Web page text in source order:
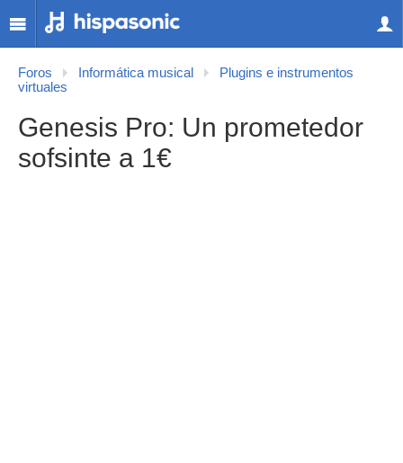
Foros Informática musical
Plugins e instrumentos
virtuales
Genesis Pro: Un prometedor
sofsinte a 1€